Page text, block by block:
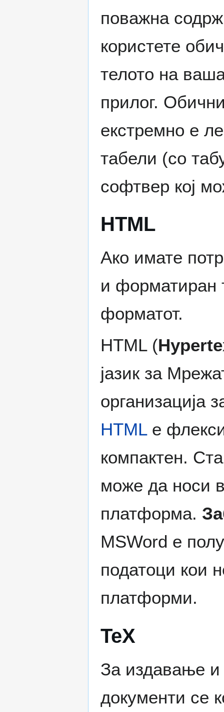
поважна
користете
телото на
прилог.
екстремно е
табели (со
софтвер кој
HTML
Ако имате
и форматиран
форматот.
HTML (
јазик за
организација
HTMLе
компактен.
може да носи
платформа.
MSWord е
податоци кои
платформи.
TeX
За издавање
документи се